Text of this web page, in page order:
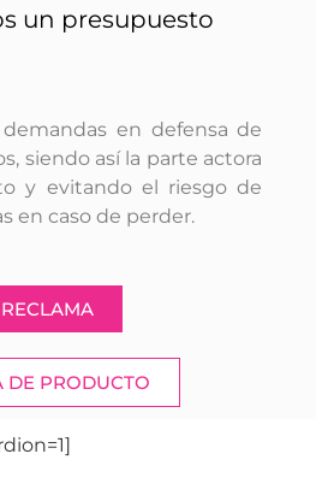
un presupuesto
en defensa de
siendo así la parte actora
y evitando el riesgo de
en caso de perder.
RECLAMA
DE PRODUCTO